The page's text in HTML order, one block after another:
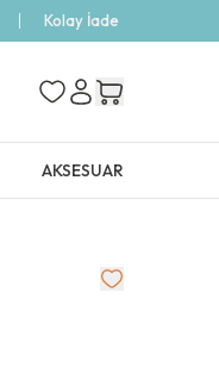
Kolay İade
AKSESUAR